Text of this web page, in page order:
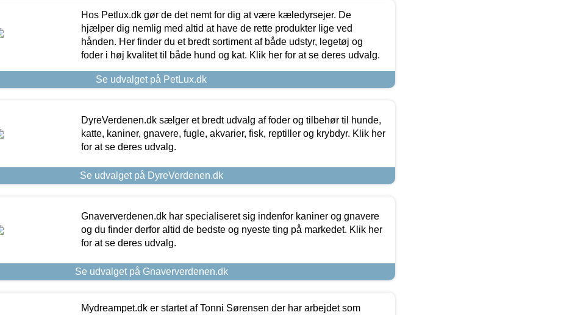
Hos Petlux.dk gør de det nemt for dig at være kæledyrsejer. De
hjælper dig nemlig med altid at have de rette produkter lige ved
hånden. Her finder du et bredt sortiment af både udstyr, legetøj og
foder i høj kvalitet til både hund og kat. Klik her for at se deres udvalg.
Se udvalget på PetLux.dk
DyreVerdenen.dk sælger et bredt udvalg af foder og tilbehør til hunde,
katte, kaniner, gnavere, fugle, akvarier, fisk, reptiller og krybdyr. Klik her
for at se deres udvalg.
Se udvalget på DyreVerdenen.dk
Gnaververdenen.dk har specialiseret sig indenfor kaniner og gnavere
og du finder derfor altid de bedste og nyeste ting på markedet. Klik her
for at se deres udvalg.
Se udvalget på Gnaververdenen.dk
Mydreampet.dk er startet af Tonni Sørensen der har arbejdet som